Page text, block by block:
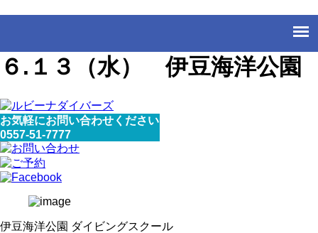
６.１３（水） 伊豆海洋公園
お気軽にお問い合わせください
0557-51-7777
伊豆海洋公園 ダイビングスクール